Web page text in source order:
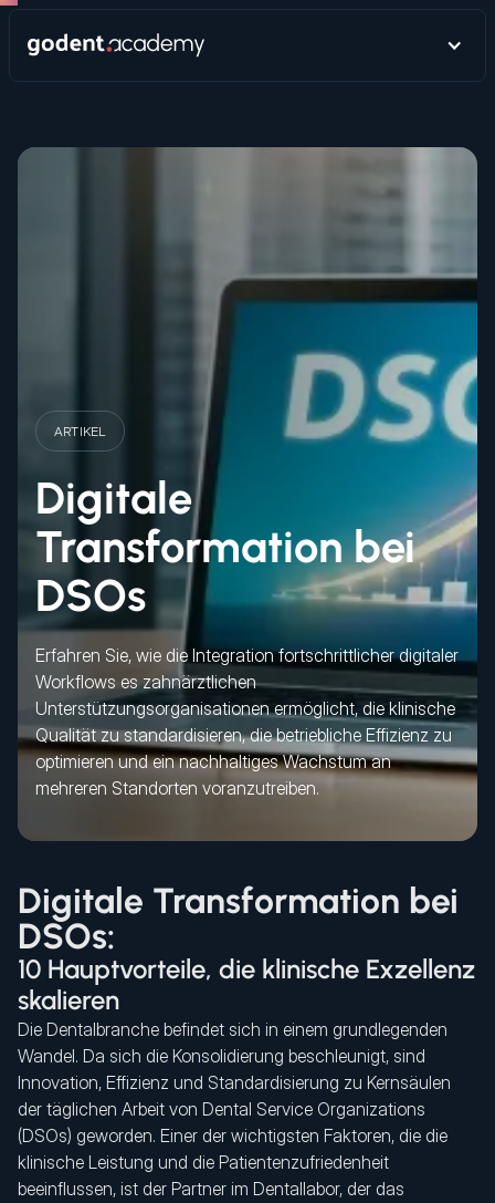
ARTIKEL
Digitale
Transformation bei
DSOs
Erfahren Sie, wie die Integration fortschrittlicher digitaler
Workflows es zahnärztlichen
Unterstützungsorganisationen ermöglicht, die klinische
Qualität zu standardisieren, die betriebliche Effizienz zu
optimieren und ein nachhaltiges Wachstum an
mehreren Standorten voranzutreiben.
Digitale Transformation bei
DSOs:
10 Hauptvorteile, die klinische Exzellenz
skalieren
Die Dentalbranche befindet sich in einem grundlegenden
Wandel. Da sich die Konsolidierung beschleunigt, sind
Innovation, Effizienz und Standardisierung zu Kernsäulen
der täglichen Arbeit von Dental Service Organizations
(DSOs) geworden. Einer der wichtigsten Faktoren, die die
klinische Leistung und die Patientenzufriedenheit
beeinflussen, ist der Partner im Dentallabor, der das